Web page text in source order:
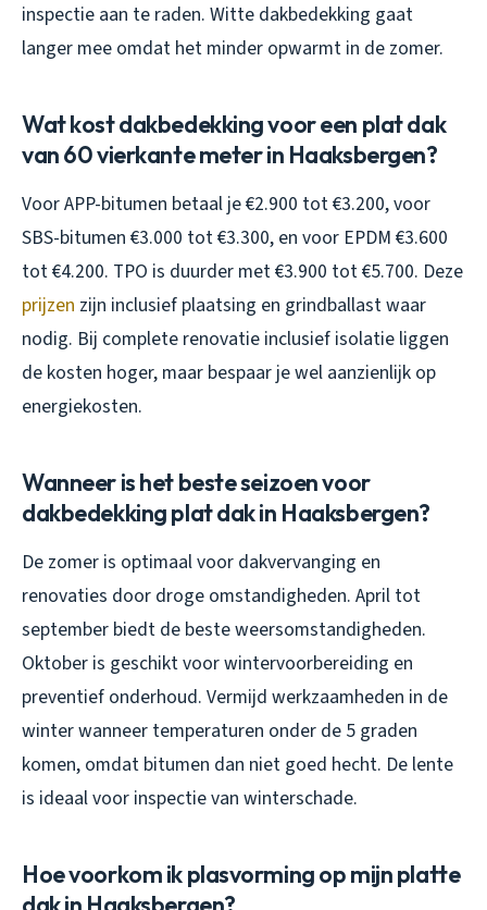
inspectie aan te raden. Witte dakbedekking gaat
langer mee omdat het minder opwarmt in de zomer.
Wat kost dakbedekking voor een plat dak
van 60 vierkante meter in Haaksbergen?
Voor APP-bitumen betaal je €2.900 tot €3.200, voor
SBS-bitumen €3.000 tot €3.300, en voor EPDM €3.600
tot €4.200. TPO is duurder met €3.900 tot €5.700. Deze
prijzen zijn inclusief plaatsing en grindballast waar
nodig. Bij complete renovatie inclusief isolatie liggen
de kosten hoger, maar bespaar je wel aanzienlijk op
energiekosten.
Wanneer is het beste seizoen voor
dakbedekking plat dak in Haaksbergen?
De zomer is optimaal voor dakvervanging en
renovaties door droge omstandigheden. April tot
september biedt de beste weersomstandigheden.
Oktober is geschikt voor wintervoorbereiding en
preventief onderhoud. Vermijd werkzaamheden in de
winter wanneer temperaturen onder de 5 graden
komen, omdat bitumen dan niet goed hecht. De lente
is ideaal voor inspectie van winterschade.
Hoe voorkom ik plasvorming op mijn platte